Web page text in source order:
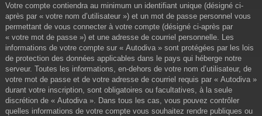
Votre compte contiendra au minimum un identifiant unique (désigné ci-
après par « votre nom d’utilisateur ») et un mot de passe personnel vous
permettant de vous connecter à votre compte (désigné ci-après par
« votre mot de passe ») et une adresse de courriel personnelle. Les
informations de votre compte sur « Autodiva » sont protégées par les lois
de protection des données applicables dans le pays qui héberge notre
serveur. Toutes les informations, en-dehors de votre nom d’utilisateur, de
votre mot de passe et de votre adresse de courriel requis par « Autodiva »
durant votre inscription, sont obligatoires ou facultatives, à la seule
discrétion de « Autodiva ». Dans tous les cas, vous pouvez contrôler
quelles informations de votre compte vous souhaitez rendre publiques ou